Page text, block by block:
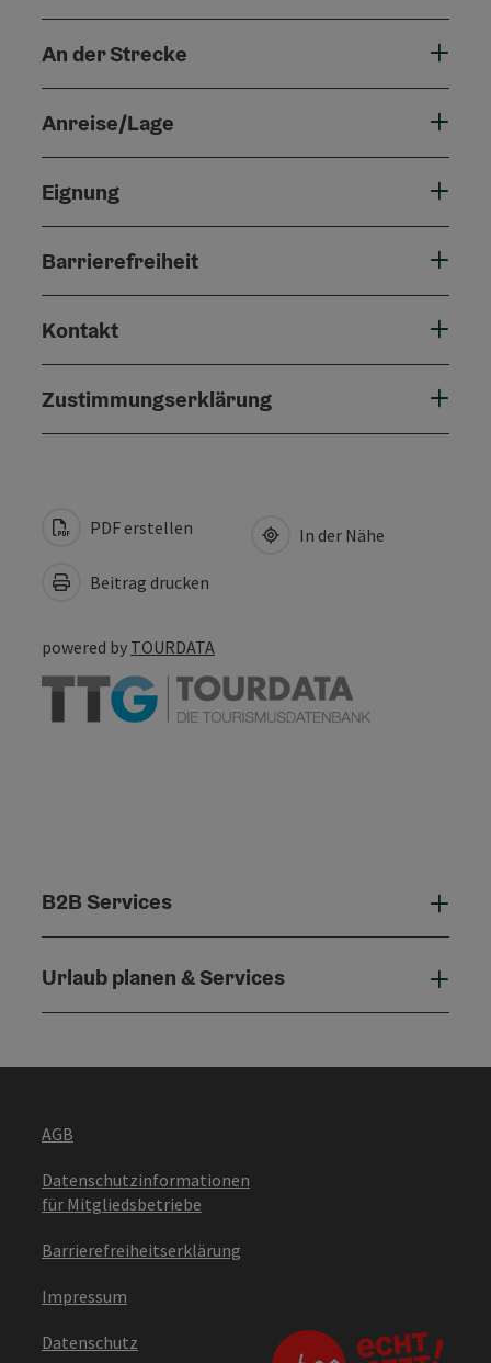
An der Strecke
Anreise/Lage
Eignung
Barrierefreiheit
Kontakt
Zustimmungserklärung
PDF erstellen
Beitrag drucken
In der Nähe
powered by TOURDATA
B2B Services
Urlaub planen & Services
AGB
Datenschutzinformationen
für Mitgliedsbetriebe
Barrierefreiheitserklärung
Impressum
Datenschutz